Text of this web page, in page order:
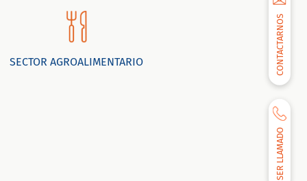
CONTACTARNOS
SER LLAMADO
SECTOR AGROALIMENTARIO